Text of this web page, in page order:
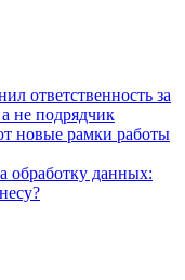
ответственность за
не подрядчик
новые рамки работы
обработку данных: